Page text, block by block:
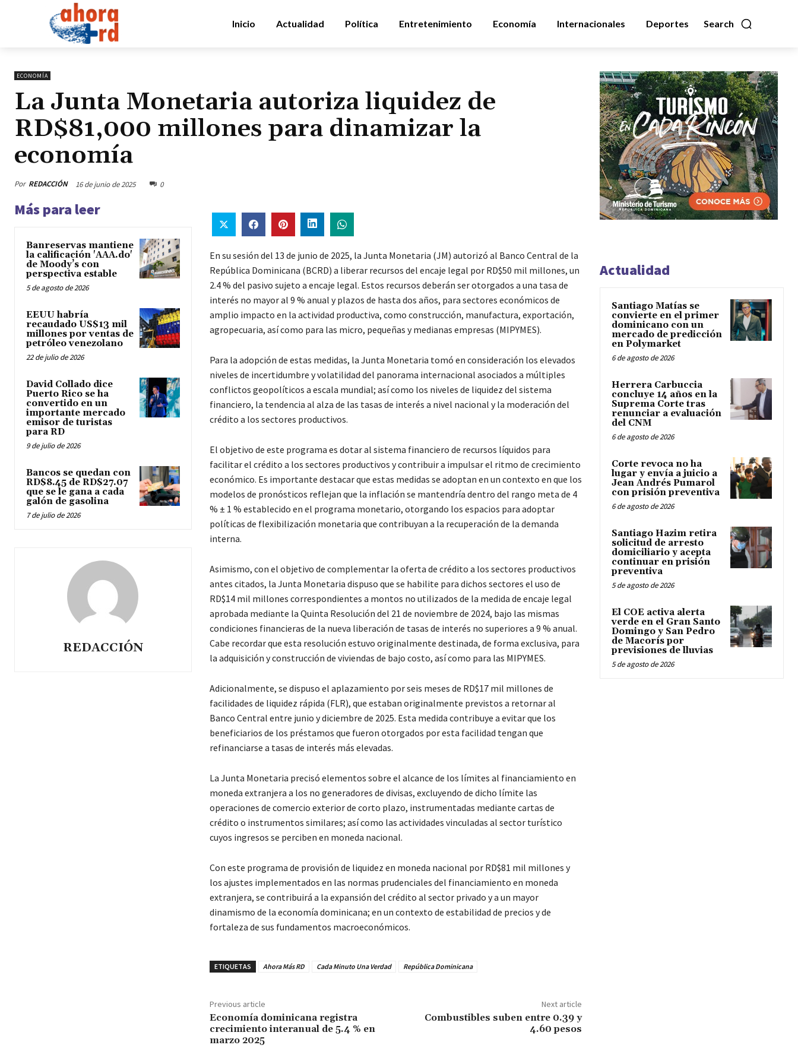
Search
Inicio Actualidad Política Entretenimiento Economía Internacionales Deportes
ECONOMÍA
La Junta Monetaria autoriza liquidez de
RD$81,000 millones para dinamizar la
economía
Por REDACCIÓN 16 de junio de 2025 0
Más para leer
Banreservas mantiene
la calificación 'AAA.do'
de Moody’s con
perspectiva estable
5 de agosto de 2026
EEUU habría
recaudado US$13 mil
millones por ventas de
petróleo venezolano
22 de julio de 2026
David Collado dice
Puerto Rico se ha
convertido en un
importante mercado
emisor de turistas
para RD
9 de julio de 2026
Bancos se quedan con
RD$8.45 de RD$27.07
que se le gana a cada
galón de gasolina
7 de julio de 2026
REDACCIÓN
En su sesión del 13 de junio de 2025, la Junta Monetaria (JM) autorizó al Banco Central de la
República Dominicana (BCRD) a liberar recursos del encaje legal por RD$50 mil millones, un
2.4 % del pasivo sujeto a encaje legal. Estos recursos deberán ser otorgados a una tasa de
interés no mayor al 9 % anual y plazos de hasta dos años, para sectores económicos de
amplio impacto en la actividad productiva, como construcción, manufactura, exportación,
agropecuaria, así como para las micro, pequeñas y medianas empresas (MIPYMES).
Para la adopción de estas medidas, la Junta Monetaria tomó en consideración los elevados
niveles de incertidumbre y volatilidad del panorama internacional asociados a múltiples
conflictos geopolíticos a escala mundial; así como los niveles de liquidez del sistema
financiero, la tendencia al alza de las tasas de interés a nivel nacional y la moderación del
crédito a los sectores productivos.
El objetivo de este programa es dotar al sistema financiero de recursos líquidos para
facilitar el crédito a los sectores productivos y contribuir a impulsar el ritmo de crecimiento
económico. Es importante destacar que estas medidas se adoptan en un contexto en que los
modelos de pronósticos reflejan que la inflación se mantendría dentro del rango meta de 4
% ± 1 % establecido en el programa monetario, otorgando los espacios para adoptar
políticas de flexibilización monetaria que contribuyan a la recuperación de la demanda
interna.
Asimismo, con el objetivo de complementar la oferta de crédito a los sectores productivos
antes citados, la Junta Monetaria dispuso que se habilite para dichos sectores el uso de
RD$14 mil millones correspondientes a montos no utilizados de la medida de encaje legal
aprobada mediante la Quinta Resolución del 21 de noviembre de 2024, bajo las mismas
condiciones financieras de la nueva liberación de tasas de interés no superiores a 9 % anual.
Cabe recordar que esta resolución estuvo originalmente destinada, de forma exclusiva, para
la adquisición y construcción de viviendas de bajo costo, así como para las MIPYMES.
Adicionalmente, se dispuso el aplazamiento por seis meses de RD$17 mil millones de
facilidades de liquidez rápida (FLR), que estaban originalmente previstos a retornar al
Banco Central entre junio y diciembre de 2025. Esta medida contribuye a evitar que los
beneficiarios de los préstamos que fueron otorgados por esta facilidad tengan que
refinanciarse a tasas de interés más elevadas.
La Junta Monetaria precisó elementos sobre el alcance de los límites al financiamiento en
moneda extranjera a los no generadores de divisas, excluyendo de dicho límite las
operaciones de comercio exterior de corto plazo, instrumentadas mediante cartas de
crédito o instrumentos similares; así como las actividades vinculadas al sector turístico
cuyos ingresos se perciben en moneda nacional.
Con este programa de provisión de liquidez en moneda nacional por RD$81 mil millones y
los ajustes implementados en las normas prudenciales del financiamiento en moneda
extranjera, se contribuirá a la expansión del crédito al sector privado y a un mayor
dinamismo de la economía dominicana; en un contexto de estabilidad de precios y de
fortaleza de sus fundamentos macroeconómicos.
ETIQUETAS Ahora Más RD Cada Minuto Una Verdad República Dominicana
Previous article
Economía dominicana registra
crecimiento interanual de 5.4 % en
marzo 2025
Next article
Combustibles suben entre 0.39 y
4.60 pesos
Actualidad
Santiago Matías se
convierte en el primer
dominicano con un
mercado de predicción
en Polymarket
6 de agosto de 2026
Herrera Carbuccia
concluye 14 años en la
Suprema Corte tras
renunciar a evaluación
del CNM
6 de agosto de 2026
Corte revoca no ha
lugar y envía a juicio a
Jean Andrés Pumarol
con prisión preventiva
6 de agosto de 2026
Santiago Hazim retira
solicitud de arresto
domiciliario y acepta
continuar en prisión
preventiva
5 de agosto de 2026
El COE activa alerta
verde en el Gran Santo
Domingo y San Pedro
de Macorís por
previsiones de lluvias
5 de agosto de 2026